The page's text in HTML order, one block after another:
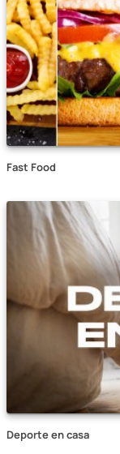
Fast Food
Deporte en casa